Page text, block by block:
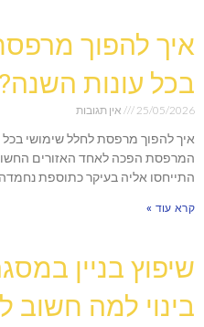
איך להפוך
בכל עונות השנה?
25/05/2026 אין תגובות
איך להפוך מרפסת לחלל שימושי בכל
המרפסת הפכה לאחד האזורים
התייחסו אליה בעיקר כתוספת נחמדה
קרא עוד »
שיפוץ בניין
בינוי למה חשוב